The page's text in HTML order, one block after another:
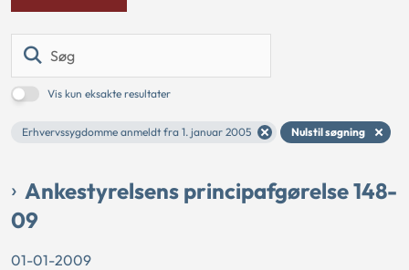
Vis kun eksakte resultater
Erhvervssygdomme anmeldt fra 1. januar 2005 Nulstil søgning
Ankestyrelsens principafgørelse 148-
09
01-01-2009